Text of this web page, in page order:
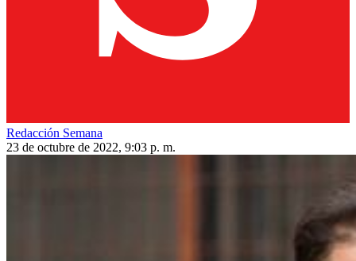
Redacción Semana
23 de octubre de 2022, 9:03 p. m.